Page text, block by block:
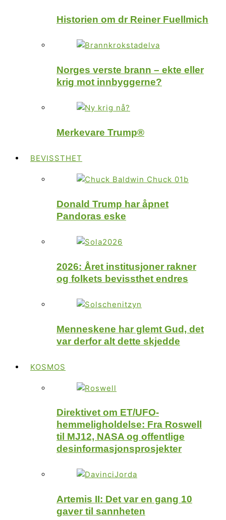
Historien om dr Reiner Fuellmich
Norges verste brann – ekte eller
krig mot innbyggerne?
Merkevare Trump®
BEVISSTHET
Donald Trump har åpnet
Pandoras eske
2026: Året institusjoner rakner
og folkets bevissthet endres
Menneskene har glemt Gud, det
var derfor alt dette skjedde
KOSMOS
Direktivet om ET/UFO-
hemmeligholdelse: Fra Roswell
til MJ12, NASA og offentlige
desinformasjonsprosjekter
Artemis II: Det var en gang 10
gaver til sannheten